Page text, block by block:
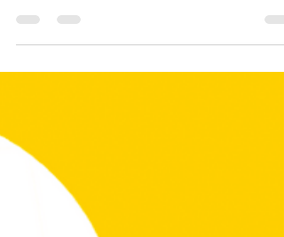
prominent plekje in mijn muzikale werkhok. Nog
steeds trots op deze ‘prestatie’. Natuurlijk ook